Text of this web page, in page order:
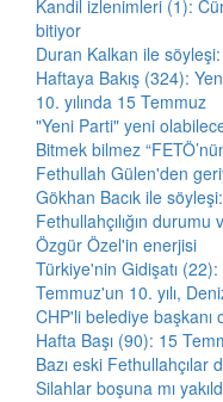
Kandil izlenimleri (1):
bitiyor
Duran Kalkan ile
Haftaya Bakış (324):
10. yılında 15 Temmuz
"Yeni Parti" yeni
Bitmek bilmez
Fethullah Gülen'den
Gökhan Bacık ile
Fethullahçılığın
Özgür Özel'in enerjisi
Türkiye'nin Gidişatı
Temmuz'un 10. yılı,
CHP'li belediye
Hafta Başı (90): 15
Bazı eski
Silahlar boşuna mı